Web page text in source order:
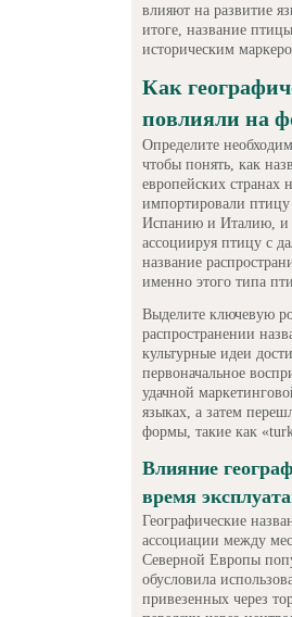
влияют на развитие
итоге, название
историческим
Как
повлияли на
Определите
чтобы понять, как
европейских странах
импортировали птицу
Испанию и Италию, и
ассоциируя птицу с
название
именно этого типа
Выделите ключевую
распространении
культурные идеи
первоначальное
удачной
языках, а затем
формы, такие как
Влияние
время
Географические
ассоциации между
Северной Европы
обусловила
привезенных через